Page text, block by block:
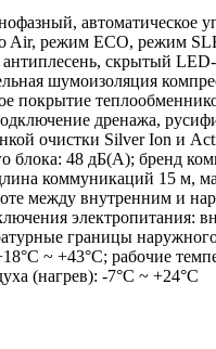
автоматическое
Air, режим ECO, режим
скрытый
шумоизоляция
покрытие
дренажа,
очистки Silver Ion и
блока: 48 дБ(А); бренд
коммуникаций 15 м,
между внутренним и
электропитания:
границы
~ +43°С; рабочие
(нагрев): -7°С ~ +24°С